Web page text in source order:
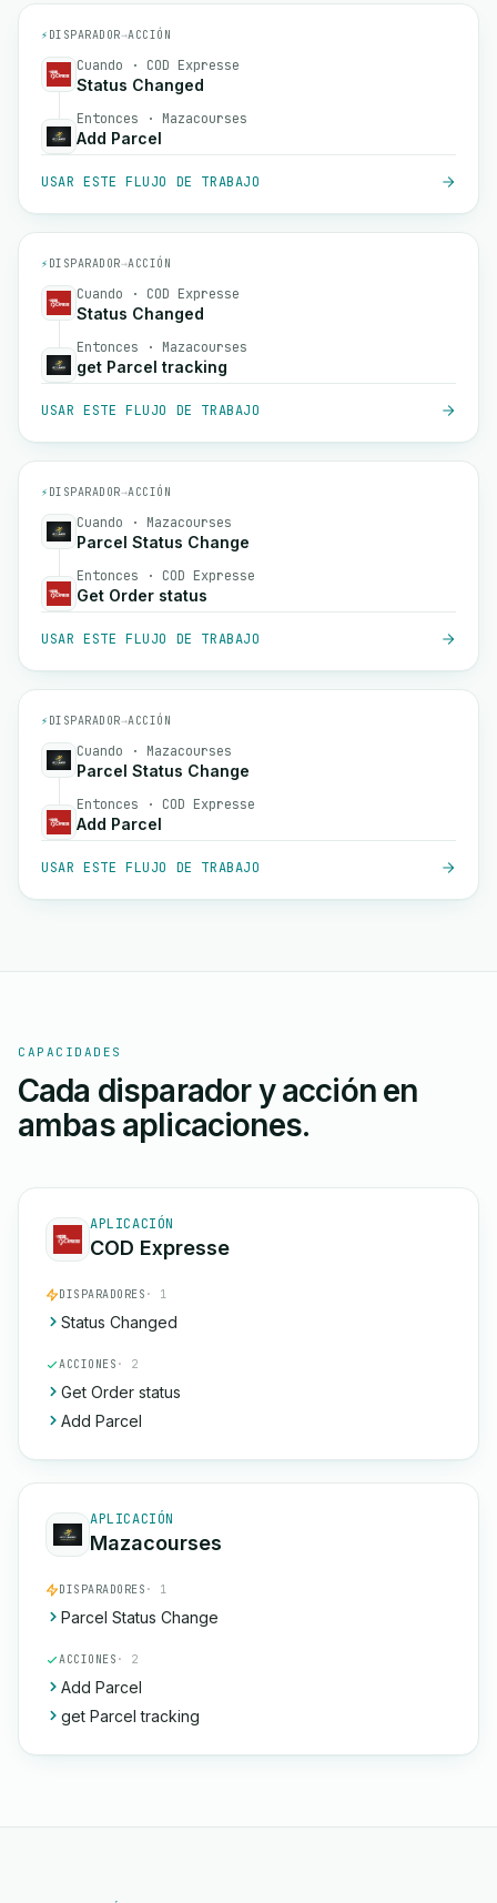
⚡ DISPARADOR→ACCIÓN
Cuando · COD Expresse
Status Changed
Entonces · Mazacourses
Add Parcel
USAR ESTE FLUJO DE TRABAJO
⚡ DISPARADOR→ACCIÓN
Cuando · COD Expresse
Status Changed
Entonces · Mazacourses
get Parcel tracking
USAR ESTE FLUJO DE TRABAJO
⚡ DISPARADOR→ACCIÓN
Cuando · Mazacourses
Parcel Status Change
Entonces · COD Expresse
Get Order status
USAR ESTE FLUJO DE TRABAJO
⚡ DISPARADOR→ACCIÓN
Cuando · Mazacourses
Parcel Status Change
Entonces · COD Expresse
Add Parcel
USAR ESTE FLUJO DE TRABAJO
CAPACIDADES
Cada disparador y acción en
ambas aplicaciones.
APLICACIÓN
COD Expresse
DISPARADORES · 1
Status Changed
ACCIONES · 2
Get Order status
Add Parcel
APLICACIÓN
Mazacourses
DISPARADORES · 1
Parcel Status Change
ACCIONES · 2
Add Parcel
get Parcel tracking